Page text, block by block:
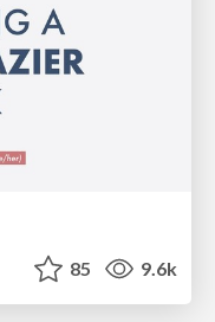
85 9.6k